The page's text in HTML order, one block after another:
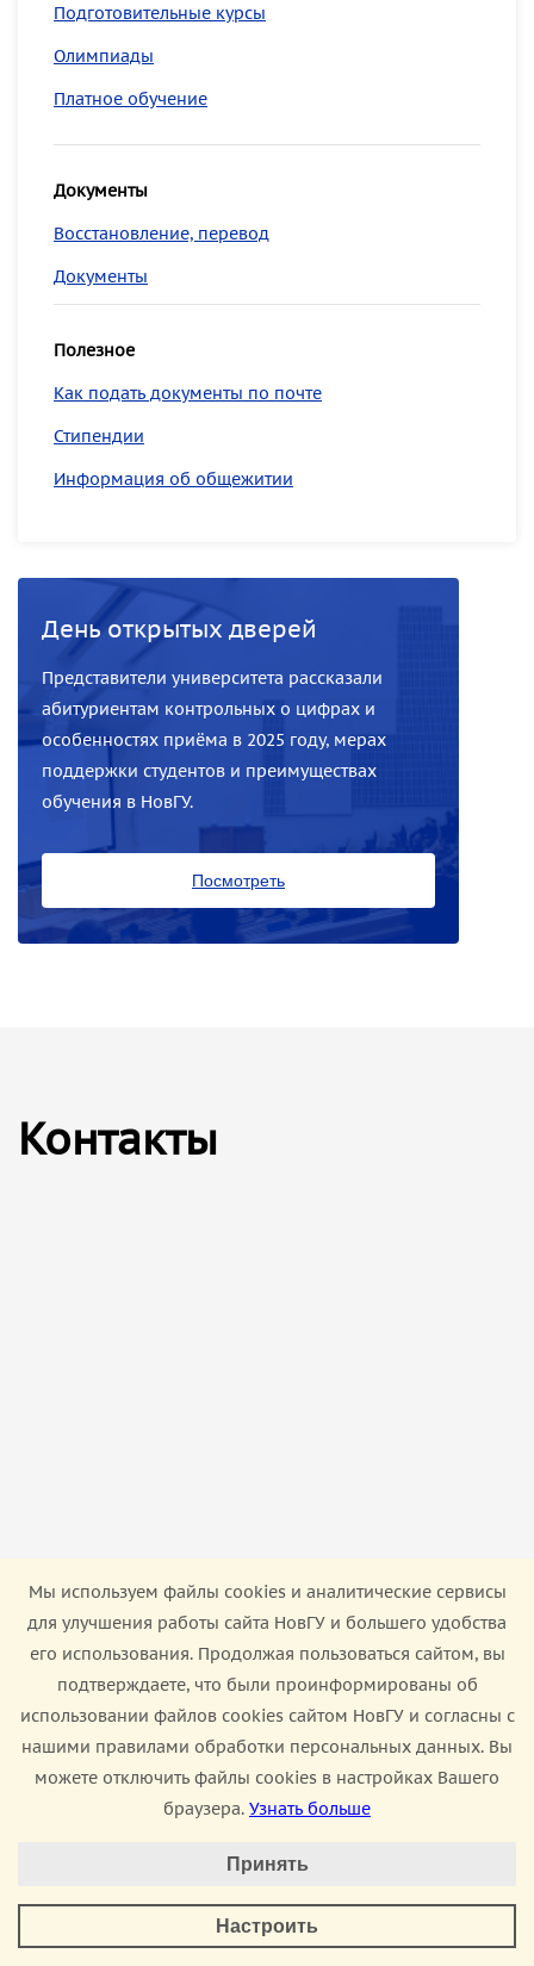
Подготовительные курсы
Олимпиады
Платное обучение
Документы
Восстановление, перевод
Документы
Полезное
Как подать документы по почте
Стипендии
Информация об общежитии
День открытых дверей
Представители университета рассказали
абитуриентам контрольных о цифрах и
особенностях приёма в 2025 году, мерах
поддержки студентов и преимуществах
обучения в НовГУ.
Посмотреть
Контакты
Приемная комиссия
ул. Большая Санкт-Петербургская, 41, каб 1103.
С 20 июня: ул. Великая 18а, ИНТЦ
«Интеллектуальная электроника — Валдай»
+7 8162 33-20-44
Чат для абитуриентов
Мы используем файлы cookies и аналитические сервисы
для улучшения работы сайта НовГУ и большего удобства
его использования. Продолжая пользоваться сайтом, вы
подтверждаете, что были проинформированы об
использовании файлов cookies сайтом НовГУ и согласны с
нашими правилами обработки персональных данных. Вы
можете отключить файлы cookies в настройках Вашего
браузера. Узнать больше
Минимальные
Аналитические/Функциональные
Принять
Настроить